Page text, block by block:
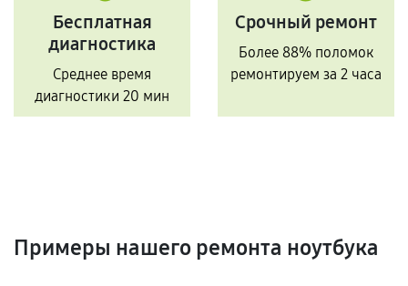
Бесплатная
диагностика
Среднее время
диагностики 20 мин
Срочный ремонт
Более 88% поломок
ремонтируем за 2 часа
Примеры нашего ремонта ноутбука